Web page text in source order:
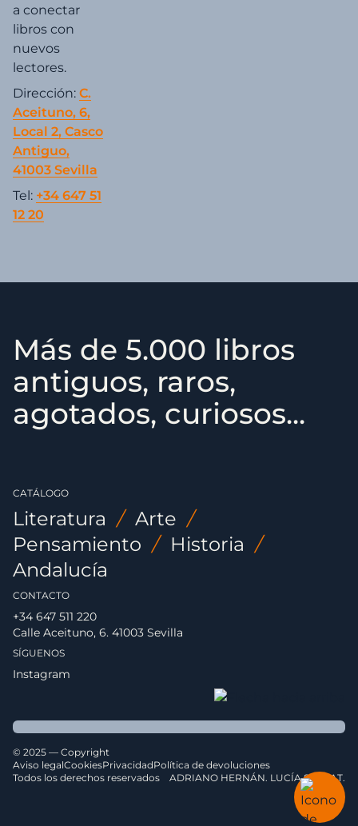
a conectar
libros con
nuevos
lectores.
Dirección: C.
Aceituno, 6,
Local 2, Casco
Antiguo,
41003 Sevilla
Tel: +34 647 51
12 20
Más de 5.000 libros
antiguos, raros,
agotados, curiosos...
CATÁLOGO
Literatura / Arte /
Pensamiento / Historia /
Andalucía
CONTACTO
+34 647 511 220
Calle Aceituno, 6. 41003 Sevilla
SÍGUENOS
Instagram
© 2025 — Copyright
Aviso legalCookiesPrivacidadPolítica de devoluciones
Todos los derechos reservados
ADRIANO HERNÁN. LUCÍA SERRAT.